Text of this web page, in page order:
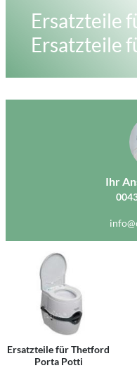
Ersatzteile
Ersatzteile
Ihr
Ersatzteile für Thetford
Porta Potti